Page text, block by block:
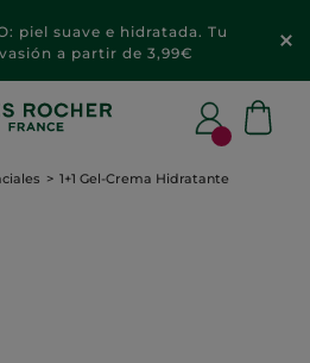
piel suave e hidratada. Tu
a partir de 3,99€
1+1 Gel-Crema Hidratante